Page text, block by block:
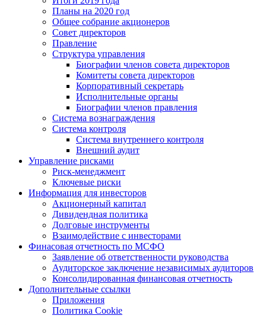
Планы на 2020 год
Общее собрание акционеров
Совет директоров
Правление
Структура управления
Биографии членов совета директоров
Комитеты совета директоров
Корпоративный секретарь
Исполнительные органы
Биографии членов правления
Система вознаграждения
Система контроля
Система внутреннего контроля
Внешний аудит
Управление рисками
Риск-менеджмент
Ключевые риски
Информация для инвесторов
Акционерный капитал
Дивидендная политика
Долговые инструменты
Взаимодействие с инвеcторами
Финасовая отчетность по МСФО
Заявление об ответственности руководства
Аудиторское заключение независимых аудиторов
Консолидированная финансовая отчетность
Дополнительные ссылки
Приложения
Политика Cookie